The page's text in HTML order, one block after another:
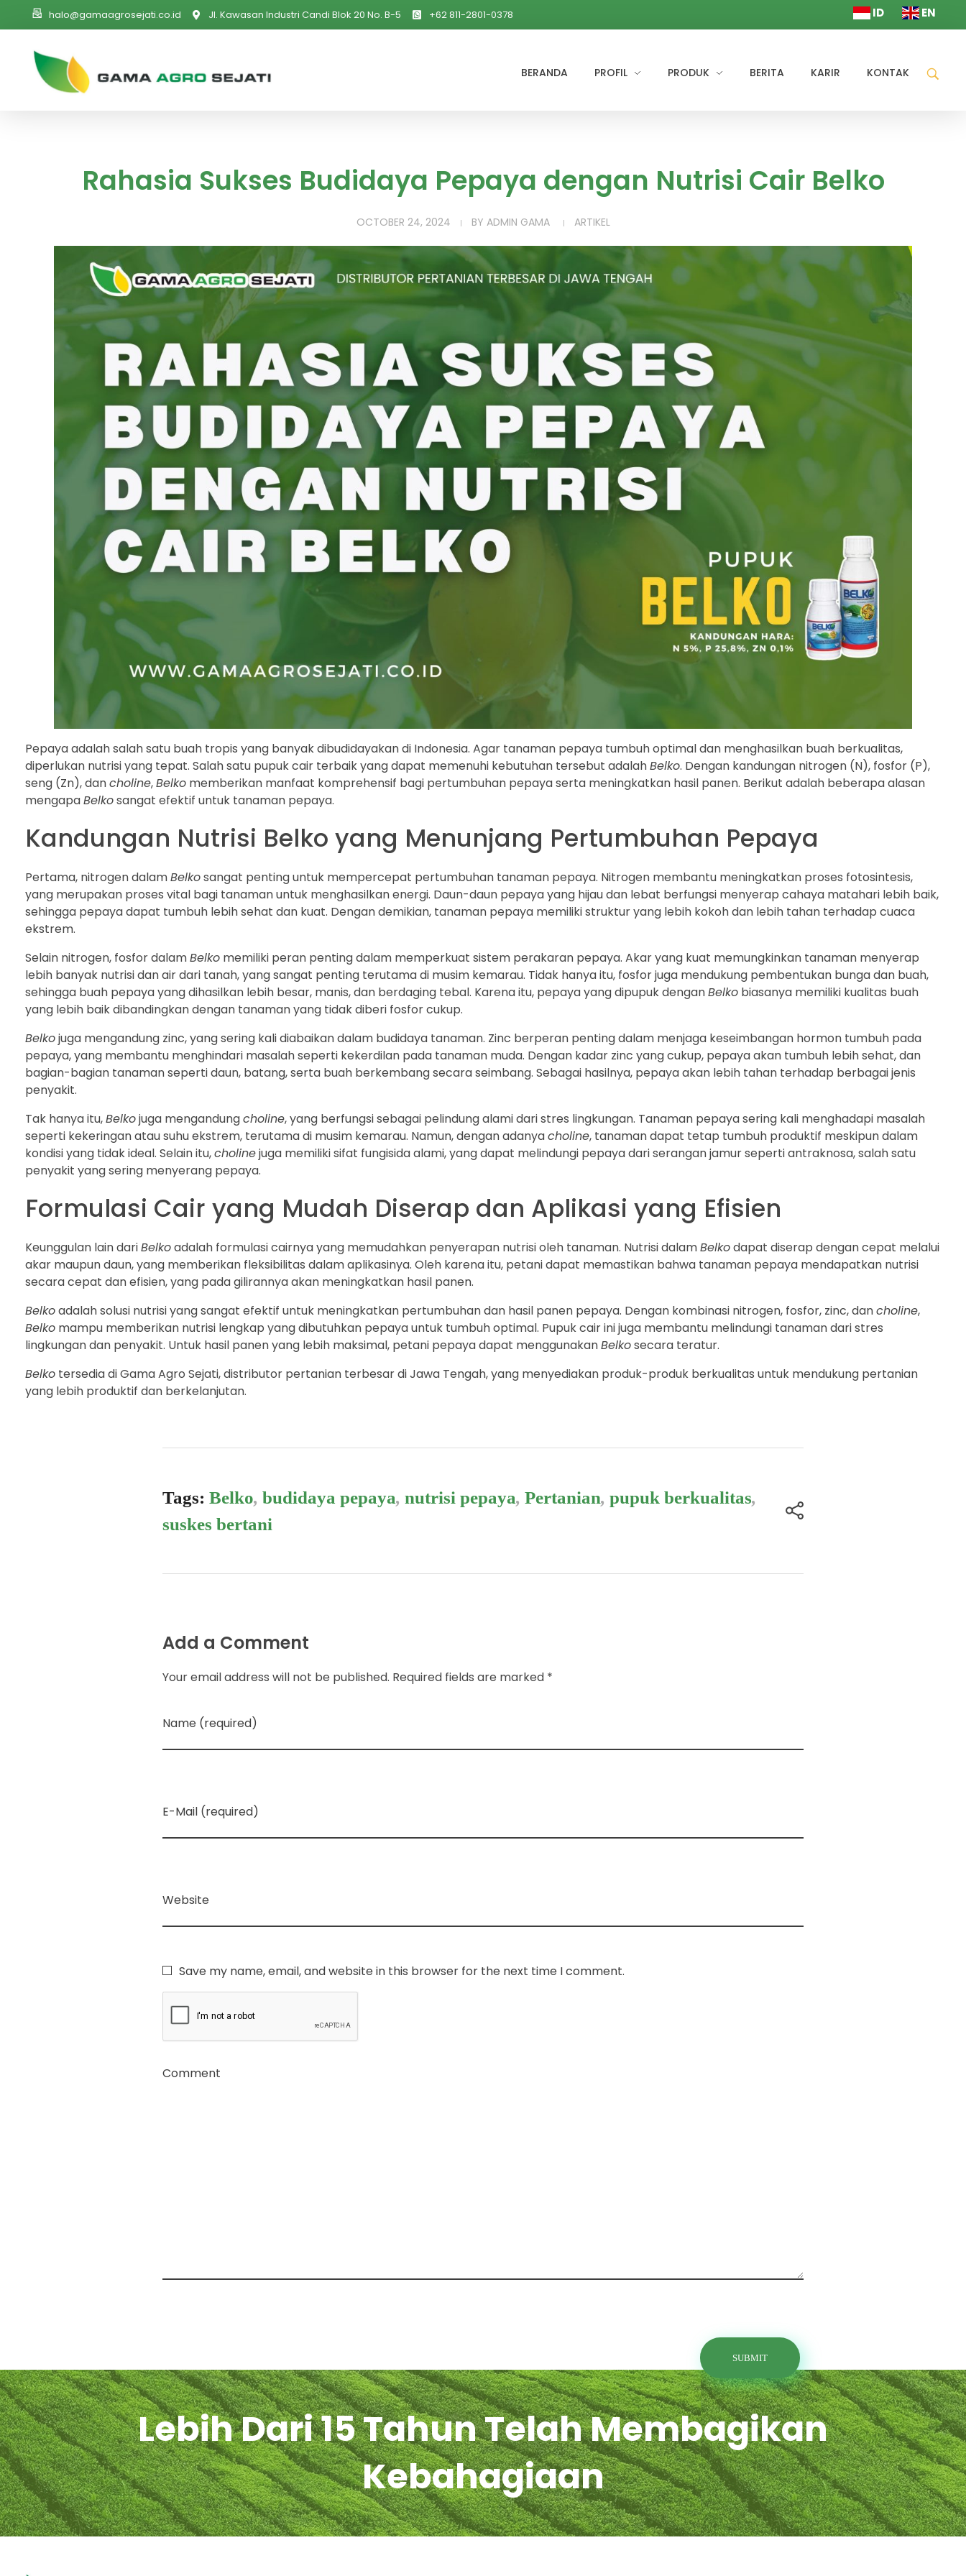
halo@gamaagrosejati.co.id Jl. Kawasan Industri Candi Blok 20 No. B-5 +62 811-2801-0378
BERANDA PROFIL PRODUK BERITA KARIR KONTAK
Rahasia Sukses Budidaya Pepaya dengan Nutrisi Cair Belko
OCTOBER 24, 2024 BY ADMIN GAMA ARTIKEL
Pepaya adalah salah satu buah tropis yang banyak dibudidayakan di Indonesia. Agar tanaman pepaya tumbuh optimal dan menghasilkan buah berkualitas,
diperlukan nutrisi yang tepat. Salah satu pupuk cair terbaik yang dapat memenuhi kebutuhan tersebut adalahBelko. Dengan kandungan nitrogen (N), fosfor (P),
seng (Zn), dancholine,Belko memberikan manfaat komprehensif bagi pertumbuhan pepaya serta meningkatkan hasil panen. Berikut adalah beberapa alasan
mengapaBelkosangat efektif untuk tanaman pepaya.
Kandungan Nutrisi Belko yang Menunjang Pertumbuhan Pepaya
Pertama, nitrogen dalamBelkosangat penting untuk mempercepat pertumbuhan tanaman pepaya. Nitrogen membantu meningkatkan proses fotosintesis,
yang merupakan proses vital bagi tanaman untuk menghasilkan energi. Daun-daun pepaya yang hijau dan lebat berfungsi menyerap cahaya matahari lebih baik,
sehingga pepaya dapat tumbuh lebih sehat dan kuat. Dengan demikian, tanaman pepaya memiliki struktur yang lebih kokoh dan lebih tahan terhadap cuaca
ekstrem.
Selain nitrogen, fosfor dalamBelko memiliki peran penting dalam memperkuat sistem perakaran pepaya. Akar yang kuat memungkinkan tanaman menyerap
lebih banyak nutrisi dan air dari tanah, yang sangat penting terutama di musim kemarau. Tidak hanya itu, fosfor juga mendukung pembentukan bunga dan buah,
sehingga buah pepaya yang dihasilkan lebih besar, manis, dan berdaging tebal. Karena itu, pepaya yang dipupuk denganBelko biasanya memiliki kualitas buah
yang lebih baik dibandingkan dengan tanaman yang tidak diberi fosfor cukup.
Belkojuga mengandung zinc, yang sering kali diabaikan dalam budidaya tanaman. Zinc berperan penting dalam menjaga keseimbangan hormon tumbuh pada
pepaya, yang membantu menghindari masalah seperti kekerdilan pada tanaman muda. Dengan kadar zinc yang cukup, pepaya akan tumbuh lebih sehat, dan
bagian-bagian tanaman seperti daun, batang, serta buah berkembang secara seimbang. Sebagai hasilnya, pepaya akan lebih tahan terhadap berbagai jenis
penyakit.
Tak hanya itu,Belkojuga mengandungcholine, yang berfungsi sebagai pelindung alami dari stres lingkungan. Tanaman pepaya sering kali menghadapi masalah
seperti kekeringan atau suhu ekstrem, terutama di musim kemarau. Namun, dengan adanyacholine, tanaman dapat tetap tumbuh produktif meskipun dalam
kondisi yang tidak ideal. Selain itu,cholinejuga memiliki sifat fungisida alami, yang dapat melindungi pepaya dari serangan jamur seperti antraknosa, salah satu
penyakit yang sering menyerang pepaya.
Formulasi Cair yang Mudah Diserap dan Aplikasi yang Efisien
Keunggulan lain dariBelkoadalah formulasi cairnya yang memudahkan penyerapan nutrisi oleh tanaman. Nutrisi dalamBelkodapat diserap dengan cepat melalui
akar maupun daun, yang memberikan fleksibilitas dalam aplikasinya. Oleh karena itu, petani dapat memastikan bahwa tanaman pepaya mendapatkan nutrisi
secara cepat dan efisien, yang pada gilirannya akan meningkatkan hasil panen.
Belkoadalah solusi nutrisi yang sangat efektif untuk meningkatkan pertumbuhan dan hasil panen pepaya. Dengan kombinasi nitrogen, fosfor, zinc, dancholine,
Belko mampu memberikan nutrisi lengkap yang dibutuhkan pepaya untuk tumbuh optimal. Pupuk cair ini juga membantu melindungi tanaman dari stres
lingkungan dan penyakit. Untuk hasil panen yang lebih maksimal, petani pepaya dapat menggunakanBelkosecara teratur.
Belko tersedia di Gama Agro Sejati, distributor pertanian terbesar di Jawa Tengah, yang menyediakan produk-produk berkualitas untuk mendukung pertanian
yang lebih produktif dan berkelanjutan.
Tags:Belko,budidaya pepaya,nutrisi pepaya,Pertanian,pupuk berkualitas,
suskes bertani
Add a Comment
Your email address will not be published. Required fields are marked *
Name (required)
E-Mail (required)
Website
Save my name, email, and website in this browser for the next time I comment.
Comment
Lebih Dari 15 Tahun Telah Membagikan
Kebahagiaan
EN
ID